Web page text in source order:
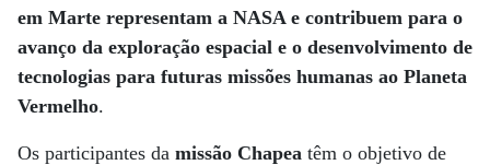
em Marte representam a NASA e contribuem para o
avanço da exploração espacial e o desenvolvimento de
tecnologias para futuras missões humanas ao Planeta
Vermelho.
Os participantes da missão Chapea têm o objetivo de